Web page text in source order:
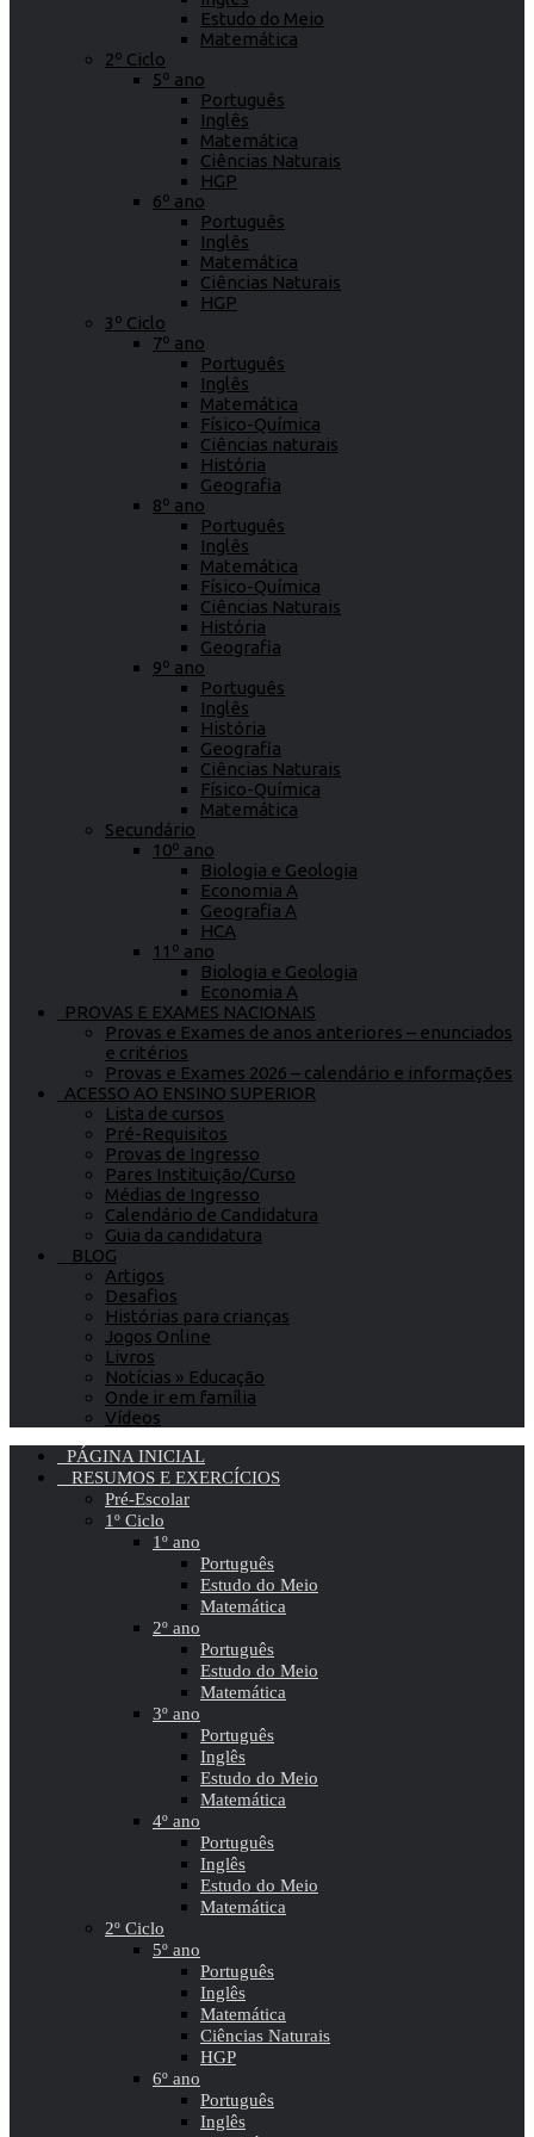
Estudo do Meio
Matemática
2º Ciclo
5º ano
Português
Inglês
Matemática
Ciências Naturais
HGP
6º ano
Português
Inglês
Matemática
Ciências Naturais
HGP
3º Ciclo
7º ano
Português
Inglês
Matemática
Físico-Química
Ciências naturais
História
Geografia
8º ano
Português
Inglês
Matemática
Físico-Química
Ciências Naturais
História
Geografia
9º ano
Português
Inglês
História
Geografia
Ciências Naturais
Físico-Química
Matemática
Secundário
10º ano
Biologia e Geologia
Economia A
Geografia A
HCA
11º ano
Biologia e Geologia
Economia A
PROVAS E EXAMES NACIONAIS
Provas e Exames de anos anteriores – enunciados
e critérios
Provas e Exames 2026 – calendário e informações
ACESSO AO ENSINO SUPERIOR
Lista de cursos
Pré-Requisitos
Provas de Ingresso
Pares Instituição/Curso
Médias de Ingresso
Calendário de Candidatura
Guia da candidatura
BLOG
Artigos
Desafios
Histórias para crianças
Jogos Online
Livros
Notícias » Educação
Onde ir em família
Vídeos
PÁGINA INICIAL
RESUMOS E EXERCÍCIOS
Pré-Escolar
1º Ciclo
1º ano
Português
Estudo do Meio
Matemática
2º ano
Português
Estudo do Meio
Matemática
3º ano
Português
Inglês
Estudo do Meio
Matemática
4º ano
Português
Inglês
Estudo do Meio
Matemática
2º Ciclo
5º ano
Português
Inglês
Matemática
Ciências Naturais
HGP
6º ano
Português
Inglês